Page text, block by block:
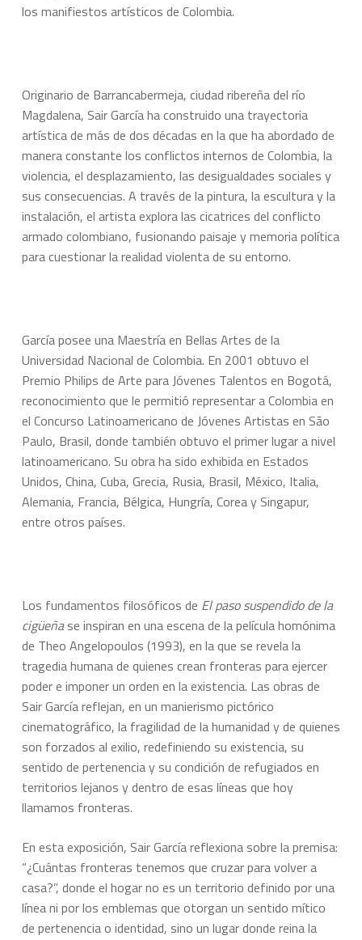
los manifiestos artísticos de Colombia.
Originario de Barrancabermeja, ciudad ribereña del río
Magdalena, Sair García ha construido una trayectoria
artística de más de dos décadas en la que ha abordado de
manera constante los conflictos internos de Colombia, la
violencia, el desplazamiento, las desigualdades sociales y
sus consecuencias. A través de la pintura, la escultura y la
instalación, el artista explora las cicatrices del conflicto
armado colombiano, fusionando paisaje y memoria política
para cuestionar la realidad violenta de su entorno.
García posee una Maestría en Bellas Artes de la
Universidad Nacional de Colombia. En 2001 obtuvo el
Premio Philips de Arte para Jóvenes Talentos en Bogotá,
reconocimiento que le permitió representar a Colombia en
el Concurso Latinoamericano de Jóvenes Artistas en São
Paulo, Brasil, donde también obtuvo el primer lugar a nivel
latinoamericano. Su obra ha sido exhibida en Estados
Unidos, China, Cuba, Grecia, Rusia, Brasil, México, Italia,
Alemania, Francia, Bélgica, Hungría, Corea y Singapur,
entre otros países.
Los fundamentos filosóficos de El paso suspendido de la
cigüeñase inspiran en una escena de la película homónima
de Theo Angelopoulos (1993), en la que se revela la
tragedia humana de quienes crean fronteras para ejercer
poder e imponer un orden en la existencia. Las obras de
Sair García reflejan, en un manierismo pictórico
cinematográfico, la fragilidad de la humanidad y de quienes
son forzados al exilio, redefiniendo su existencia, su
sentido de pertenencia y su condición de refugiados en
territorios lejanos y dentro de esas líneas que hoy
llamamos fronteras.
En esta exposición, Sair García reflexiona sobre la premisa:
“¿Cuántas fronteras tenemos que cruzar para volver a
casa?”, donde el hogar no es un territorio definido por una
línea ni por los emblemas que otorgan un sentido mítico
de pertenencia o identidad, sino un lugar donde reina la